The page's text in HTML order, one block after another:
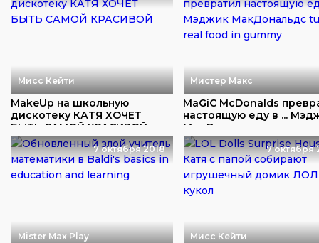
Мисс Кейти
MakeUp на школьную
дискотеку КАТЯ ХОЧЕТ
БЫТЬ САМОЙ КРАСИВОЙ
Мистер Макс
MaGiC McDonalds
настоящую еду в ...
МакДона...
7 октября 2018
Mister Max Play
7 октября
Мисс Кейти